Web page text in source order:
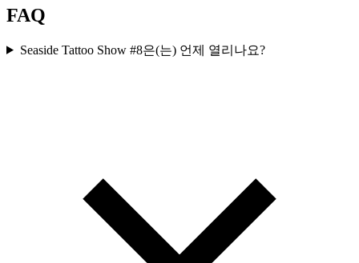
FAQ
Seaside Tattoo Show #8은(는) 언제 열리나요?